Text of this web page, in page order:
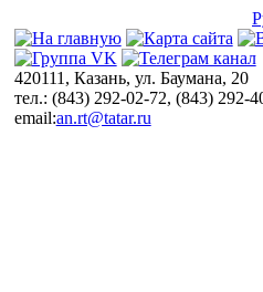
420111, Казань, ул. Баумана, 20
тел.: (843) 292-02-72, (843) 292-
email:an.rt@tatar.ru